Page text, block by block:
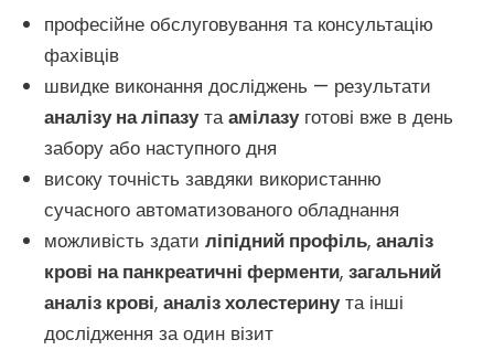
професійне обслуговування та консультацію
фахівців
швидке виконання досліджень — результати
аналізу на ліпазутаамілазуготові вже в день
забору або наступного дня
високу точність завдяки використанню
сучасного автоматизованого обладнання
можливість здати ліпідний профіль, аналіз
крові на панкреатичні ферменти, загальний
аналіз крові, аналіз холестеринута інші
дослідження за один візит